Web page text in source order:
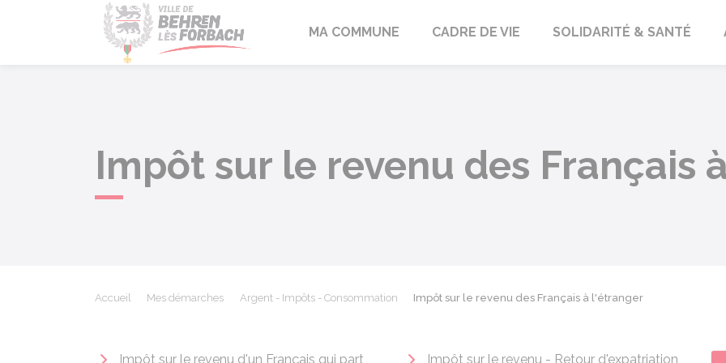
Behren-lès-Forbach
MA COMMUNE CADRE DE VIE SOLIDARITÉ & SANTÉ
Impôt sur le revenu des Français
Accueil Mes démarches Argent - Impôts - Consommation Impôt sur le revenu des Français à l'étranger
Impôt sur le revenu d'un Français qui part
Impôt sur le revenu - Retour d'expatriation